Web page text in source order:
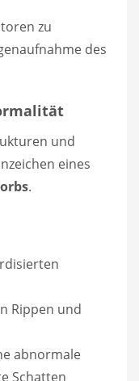
zu
des
und
eines
.
Rippen und
abnormale
Schatten